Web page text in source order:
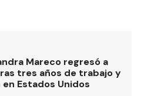
Mareco regresó a
tres años de trabajo y
Estados Unidos